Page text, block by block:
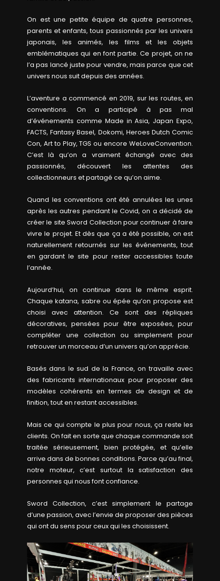
On est une petite équipe de quatre personnes,
parents et enfants, tous passionnés par les univers
japonais, les animés, les films et les objets
emblématiques qui en font partie. Ce projet, on ne
l’a pas lancé juste pour vendre, mais parce que cet
univers nous suit depuis des années.
L’aventure a commencé en 2019, sur les routes, en
conventions. On a participé à pas mal
d’événements comme Made in Asia, Japan Expo,
FACTS, Fantasy Basel, Dokomi, Heroes Dutch Comic
Con, Art to Play, TGS ou encore WeLoveConvention.
C’est là qu’on a vraiment échangé avec des
passionnés, découvert les attentes des
collectionneurs et partagé ce qu’on aime.
Quand les conventions ont été annulées les unes
après les autres pendant le Covid, on a décidé de
créer le site Sword Collection pour continuer à faire
vivre le projet. Et dès que ça a été possible, on est
naturellement retournés sur les événements, tout
en gardant le site pour rester accessibles toute
l’année.
Aujourd’hui, on continue dans le même esprit.
Chaque katana, sabre ou épée qu’on propose est
choisi avec attention. Ce sont des répliques
décoratives, pensées pour être exposées, pour
compléter une collection ou simplement pour
retrouver un morceau d’un univers qu’on apprécie.
Basés dans le sud de la France, on travaille avec
des fabricants internationaux pour proposer des
modèles cohérents en termes de design et de
finition, tout en restant accessibles.
Mais ce qui compte le plus pour nous, ça reste les
clients. On fait en sorte que chaque commande soit
traitée sérieusement, bien protégée, et qu’elle
arrive dans de bonnes conditions. Parce qu’au final,
notre moteur, c’est surtout la satisfaction des
personnes qui nous font confiance.
Sword Collection, c’est simplement le partage
d’une passion, avec l’envie de proposer des pièces
qui ont du sens pour ceux qui les choisissent.